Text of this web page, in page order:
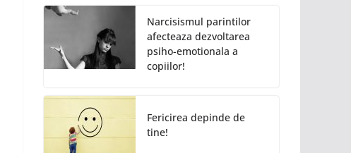
Narcisismul parintilor
afecteaza dezvoltarea
psiho-emotionala a
copiilor!
Fericirea depinde de
tine!